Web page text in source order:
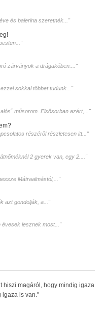
és balerina szeretnék..."
zárványok a drágakőben:..."
sokkal többet tudunk..."
műsorom. Elsősorban azért,..."
részéről részletesen itt..."
2 gyerek van, egy 2...."
Mátraalmástól,..."
azt gondolják, a..."
évesek lesznek most..."
hiszi magáról, hogy mindig igaza
igaza is van."